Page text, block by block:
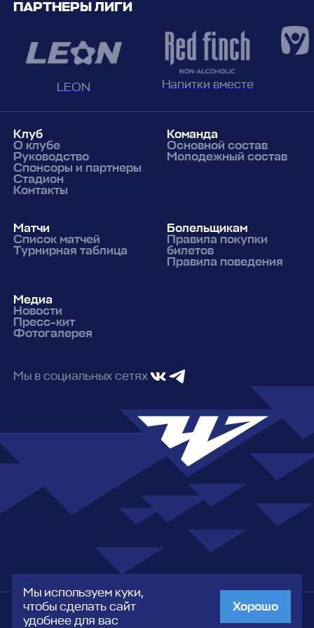
ПАРТНЕРЫ ЛИГИ
LEON Напитки вместе
Клуб
О клубе
Руководство
Спонсоры и партнеры
Стадион
Контакты
Команда
Основной состав
Молодежный состав
Матчи
Список матчей
Турнирная таблица
Болельщикам
Правила покупки
билетов
Правила поведения
Медиа
Новости
Пресс-кит
Фотогалерея
Мы в социальных сетях
© 2026 АНО ФК “Челябинск”
Сделано в Xpage
Мы используем куки,
чтобы сделать сайт
удобнее для вас
Хорошо